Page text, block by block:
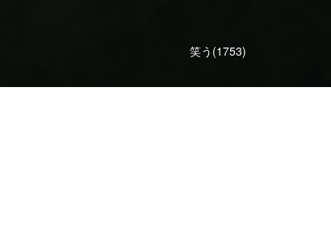
笑う(1753)